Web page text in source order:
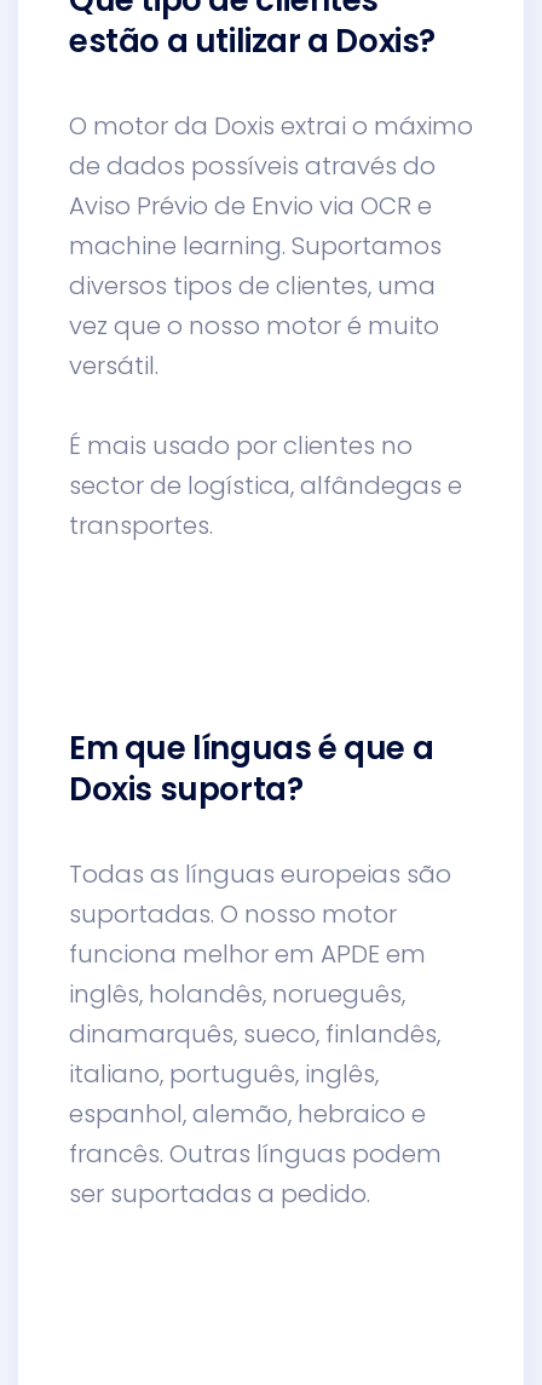
estão a utilizar a Doxis?
O motor da Doxis extrai o máximo
de dados possíveis através do
Aviso Prévio de Envio via OCR e
machine learning. Suportamos
diversos tipos de clientes, uma
vez que o nosso motor é muito
versátil.
É mais usado por clientes no
sector de logística, alfândegas e
transportes.
Em que línguas é que a
Doxis suporta?
Todas as línguas europeias são
suportadas. O nosso motor
funciona melhor em APDE em
inglês, holandês, norueguês,
dinamarquês, sueco, finlandês,
italiano, português, inglês,
espanhol, alemão, hebraico e
francês. Outras línguas podem
ser suportadas a pedido.